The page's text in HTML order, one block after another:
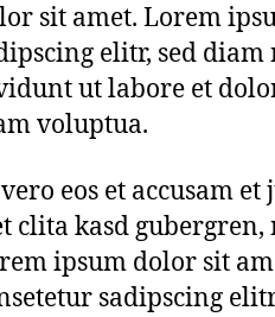
sit amet. Lorem
elitr, sed
ut labore et
voluptua.
eos et accusam
clita kasd gubergren,
ipsum dolor sit
sadipscing